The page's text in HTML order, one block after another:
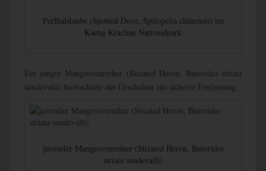
Perlhalstaube (Spotted Dove, Spilopelia chinensis) im
Kaeng Krachan Nationalpark
Ein junger Mangrovenreiher (Striated Heron, Butorides striata
sundevalli ) beobachtete das Geschehen aus sicherer Entfernung.
juveniler Mangrovenreiher (Striated Heron, Butorides
striata sundevalli)